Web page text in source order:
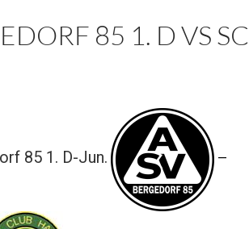
85 1. D VS SC
85 1. D-Jun. —